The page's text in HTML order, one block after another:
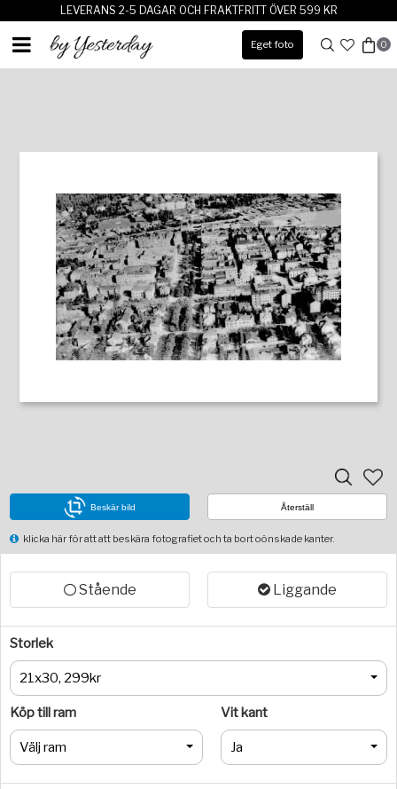
LEVERANS 2-5 DAGAR OCH FRAKTFRITT ÖVER 599 KR
Eget foto 0
Beskär bild Återställ
klicka här för att att beskära fotografiet och ta bort oönskade kanter.
Stående Liggande
Storlek
21x30, 299kr
Köp till ram
Välj ram
Vit kant
Ja